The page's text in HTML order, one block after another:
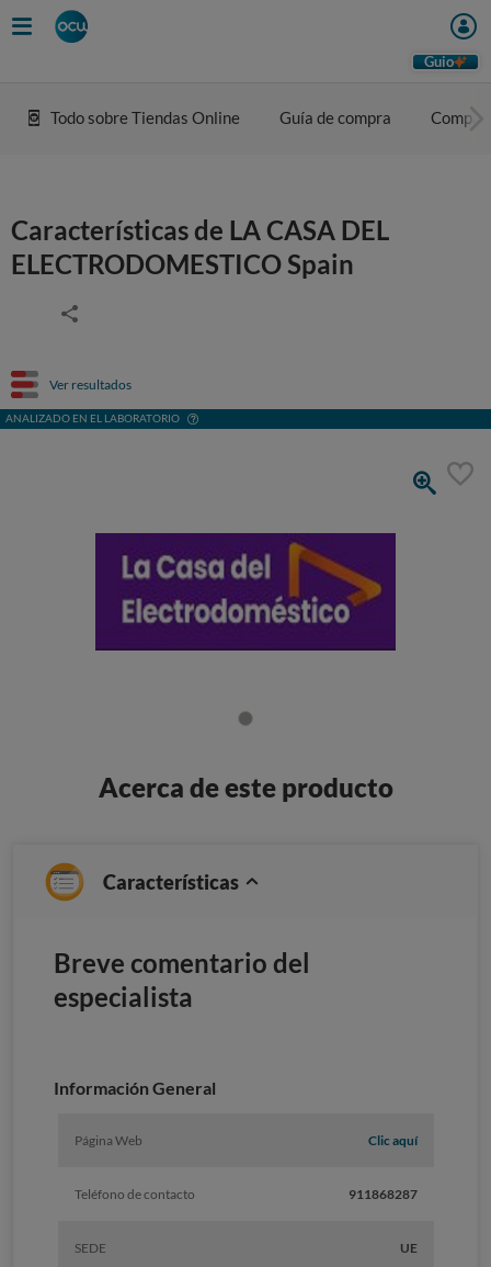
Guio
Todo sobre Tiendas Online Guía de compra
Características de LA CASA DEL
ELECTRODOMESTICO Spain
Ver resultados
ANALIZADO EN EL LABORATORIO
Acerca de este producto
Características
Breve comentario del
especialista
Información General
Página Web Clic aquí
Teléfono de contacto 911868287
SEDE UE